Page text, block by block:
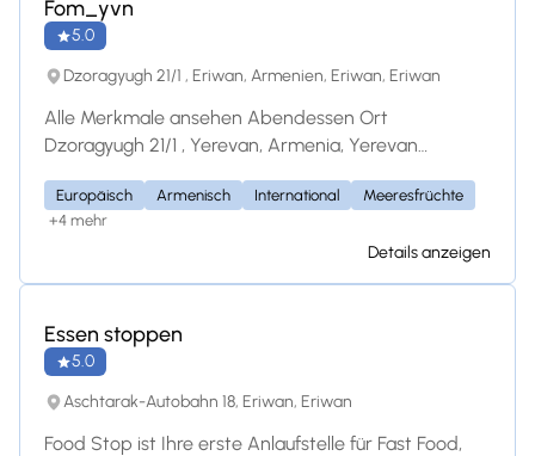
Fom_yvn
5.0
Dzoragyugh 21/1 , Eriwan, Armenien, Eriwan, Eriwan
Alle Merkmale ansehen Abendessen Ort
Dzoragyugh 21/1 , Yerevan, Armenia, Yerevan
Նախուտեստներ / Закуски Թարմ
բանջարեղենով պլատո / Свежие овощи AMD
3,200.00 Բրուսկետա Բուրատա / Буррата
Брускетта AMD 4,200.00 Լոսոս Գրավլաքս
Бородинском хлебе AMD 6,700.00 Եփած մսով
/ Ери с ягодами
Europäisch Armenisch International
Meeresfrüchte
+4 mehr
Details anzeigen
Essen stoppen
5.0
Aschtarak-Autobahn 18, Eriwan, Eriwan
Food Stop ist Ihre erste Anlaufstelle für Fast Food,